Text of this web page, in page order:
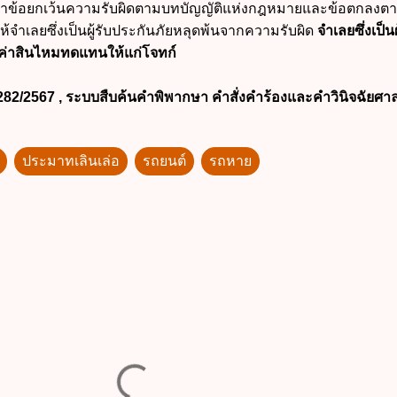
ข้อยกเว้นความรับผิดตามบทบัญญัติแห่งกฎหมายและข้อตกลงต
ำเลยซึ่งเป็นผู้รับประกันภัยหลุดพ้นจากความรับผิด จำเลยซึ่งเป็
าสินไหมทดแทนให้แก่โจทก์
2567 , ระบบสืบค้นคำพิพากษา คำสั่งคำร้องและคำวินิจฉัยศา
ประมาทเลินเล่อ รถยนต์ รถหาย